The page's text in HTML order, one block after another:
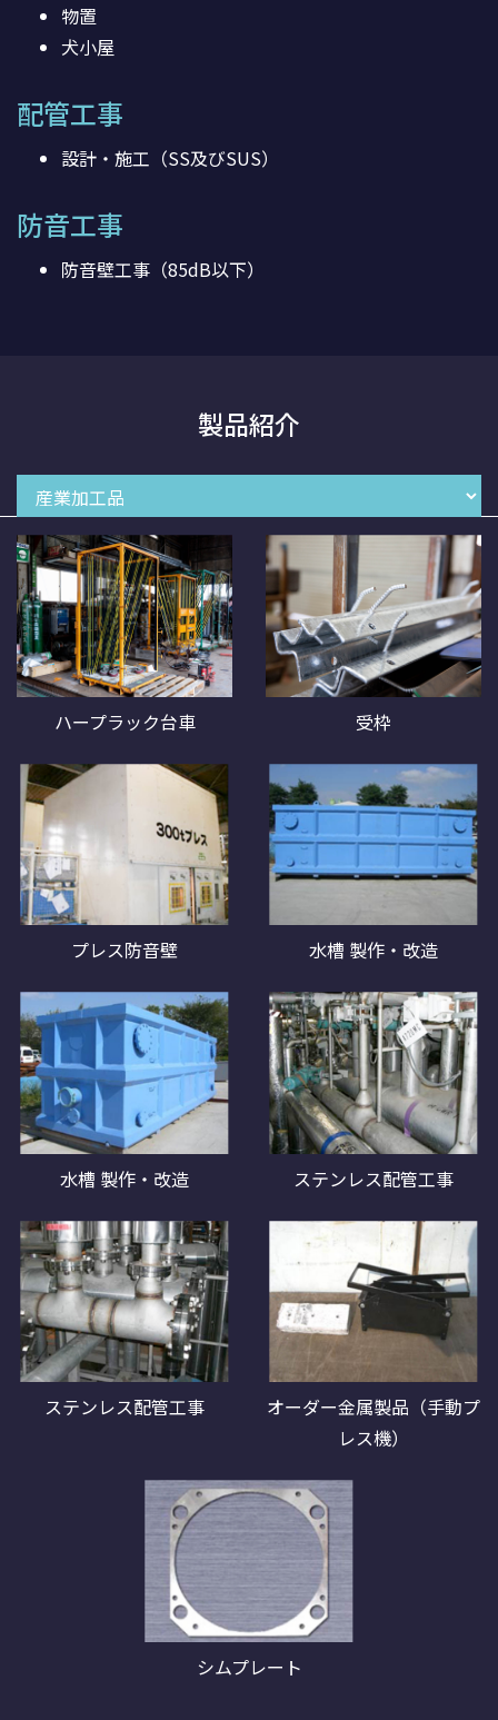
物置
犬小屋
配管工事
設計・施工（SS及びSUS）
防音工事
防音壁工事（85dB以下）
製品紹介
ハープラック台車 受枠
プレス防音壁 水槽 製作・改造
水槽 製作・改造 ステンレス配管工事
ステンレス配管工事
オーダー金属製品（手動プ
レス機）
シムプレート